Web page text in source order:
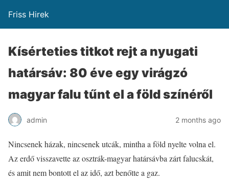
Friss Hirek
Kísérteties titkot rejt a nyugati
határsáv: 80 éve egy virágzó
magyar falu tűnt el a föld színéről
admin 2 months ago
Nincsenek házak, nincsenek utcák, mintha a föld nyelte volna el.
Az erdő visszavette az osztrák-magyar határsávba zárt falucskát,
és amit nem bontott el az idő, azt benőtte a gaz.